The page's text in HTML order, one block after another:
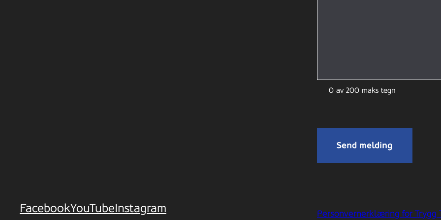
0 av 200 maks tegn
FacebookYouTubeInstagram Personvernerklæring for Trygg